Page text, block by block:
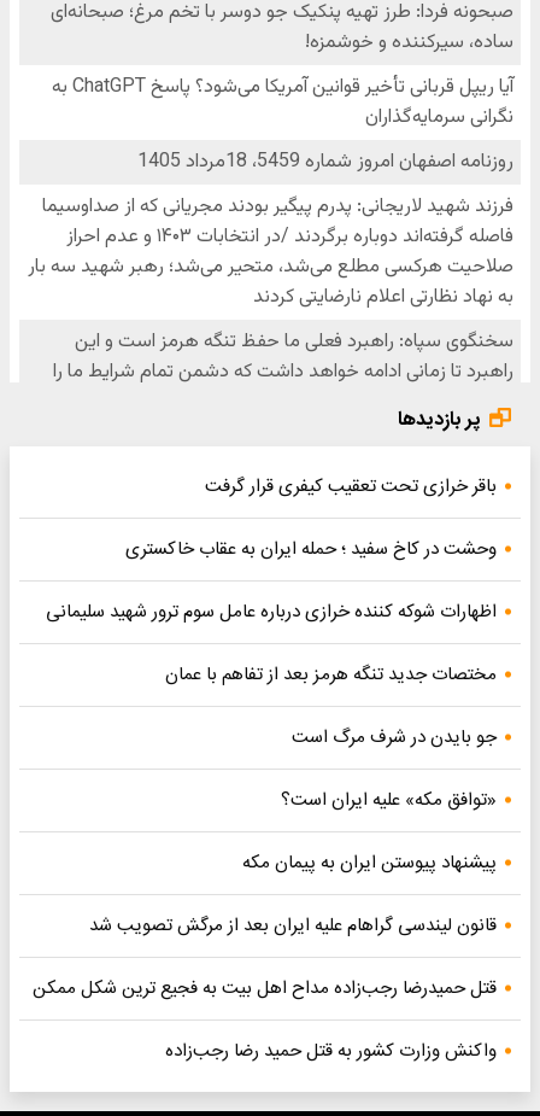
پر بازدیدها
باقر خرازی تحت تعقیب کیفری قرار گرفت
وحشت در کاخ سفید ؛ حمله ایران به عقاب خاکستری
اظهارات شوکه کننده خرازی درباره عامل سوم ترور شهید سلیمانی
مختصات جدید تنگه هرمز بعد از تفاهم با عمان
جو بایدن در شرف مرگ است
«توافق مکه» علیه ایران است؟
پیشنهاد پیوستن ایران به پیمان مکه
قانون لیندسی گراهام علیه ایران بعد از مرگش تصویب شد
قتل حمیدرضا رجب‌زاده مداح اهل بیت به فجیع ترین شکل ممکن
واکنش وزارت کشور به قتل حمید رضا رجب‌زاده